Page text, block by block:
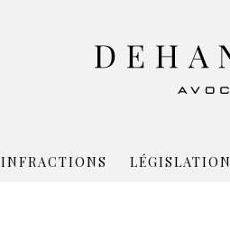
INFRACTIONS LÉGISLATION